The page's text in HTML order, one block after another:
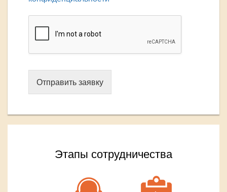
Отправить заявку
Этапы сотрудничества